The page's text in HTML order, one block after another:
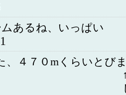
あるね、いっぱい
、４７０mくらいとび